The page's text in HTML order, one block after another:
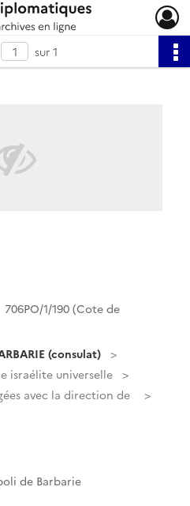
sur 1
706PO/1/190 (Cote de
(consulat)
israélite universelle
avec la direction de
de Barbarie